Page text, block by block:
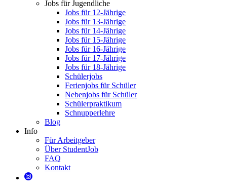
Jobs für Jugendliche
Jobs für 12-Jährige
Jobs für 13-Jährige
Jobs für 14-Jährige
Jobs für 15-Jährige
Jobs für 16-Jährige
Jobs für 17-Jährige
Jobs für 18-Jährige
Schülerjobs
Ferienjobs für Schüler
Nebenjobs für Schüler
Schülerpraktikum
Schnupperlehre
Blog
Info
Für Arbeitgeber
Über StudentJob
FAQ
Kontakt